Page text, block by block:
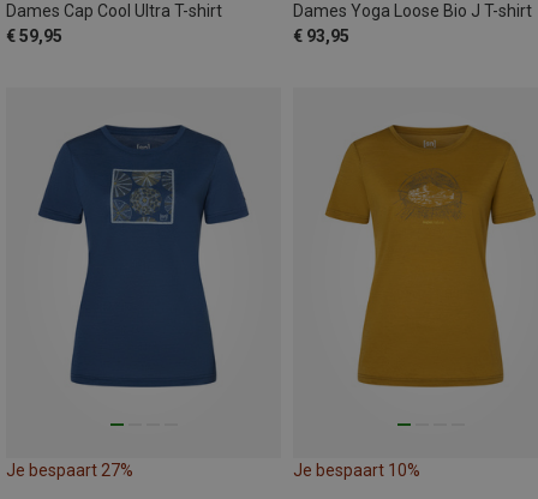
Dames Cap Cool Ultra T-shirt
€ 59,95
Dames Yoga Loose Bio J T-shirt
€ 93,95
Je bespaart 27% Je bespaart 10%